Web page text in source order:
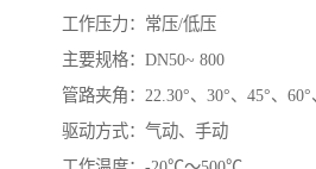
工作压力：常压/低压
主要规格：DN50~ 800
管路夹角：22.30°、30°、45°、60°
驱动方式：气动、手动